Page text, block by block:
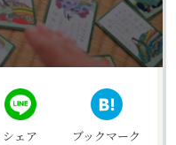
シェア ブックマーク